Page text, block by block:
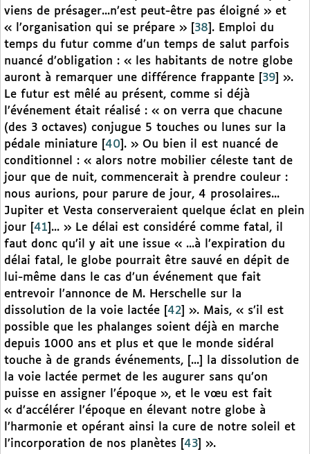
viens de présager...n’est peut-être pas éloigné » et
« l’organisation qui se prépare »
38 . Emploi du
temps du futur comme d’un temps de salut parfois
nuancé d’obligation : « les habitants de notre globe
auront à remarquer une différence frappante
39
».
Le futur est mêlé au présent, comme si déjà
l’événement était réalisé : « on verra que chacune
(des 3 octaves) conjugue 5 touches ou lunes sur la
pédale miniature
40 . » Ou bien il est nuancé de
conditionnel : « alors notre mobilier céleste tant de
jour que de nuit, commencerait à prendre couleur :
nous aurions, pour parure de jour, 4 prosolaires...
Jupiter et Vesta conserveraient quelque éclat en plein
jour
41 ... » Le délai est considéré comme fatal, il
faut donc qu’il y ait une issue « ...à l’expiration du
délai fatal, le globe pourrait être sauvé en dépit de
lui-même dans le cas d’un événement que fait
entrevoir l’annonce de M. Herschelle sur la
dissolution de la voie lactée
42
». Mais, « s’il est
possible que les phalanges soient déjà en marche
depuis 1000 ans et plus et que le monde sidéral
touche à de grands événements, [...] la dissolution de
la voie lactée permet de les augurer sans qu’on
puisse en assigner l’époque », et le vœu est fait
« d’accélérer l’époque en élevant notre globe à
l’harmonie et opérant ainsi la cure de notre soleil et
l’incorporation de nos planètes
43 ».